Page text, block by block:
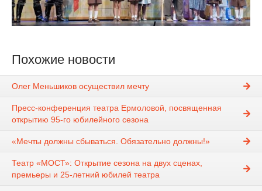
Похожие новости
Олег Меньшиков осуществил мечту
Пресс-конференция театра Ермоловой, посвященная
открытию 95-го юбилейного сезона
«Мечты должны сбываться. Обязательно должны!»
Театр «МОСТ»: Открытие сезона на двух сценах,
премьеры и 25-летний юбилей театра